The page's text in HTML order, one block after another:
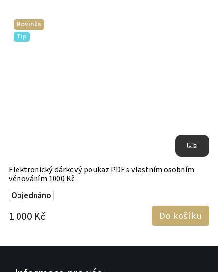
Novinka
Tip
Elektronický dárkový poukaz PDF s vlastním osobním
věnováním 1000 Kč
Objednáno
1 000 Kč Do košíku